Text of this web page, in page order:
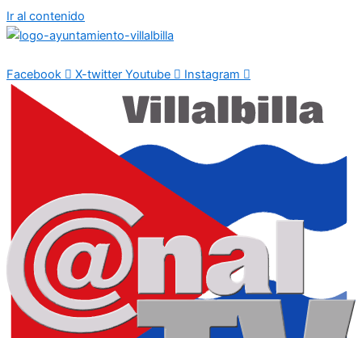
Ir al contenido
Facebook X-twitter Youtube Instagram